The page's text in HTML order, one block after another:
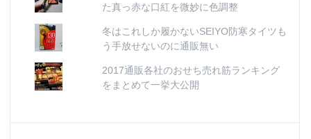
た真っ赤な口紅を微妙に色調整
冬はこれしか履かないSEIYO防寒タイツも
う手放せないのに通販無い
2017通販各社のおせち売れ筋ランキング
をまとめて一挙大公開